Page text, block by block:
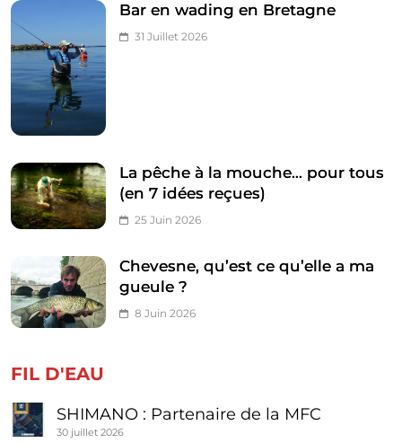
Bar en wading en Bretagne
31 Juillet 2026
La pêche à la mouche… pour tous
(en 7 idées reçues)
25 Juin 2026
Chevesne, qu’est ce qu’elle a ma
gueule ?
8 Juin 2026
FIL D'EAU
SHIMANO : Partenaire de la MFC
30 juillet 2026